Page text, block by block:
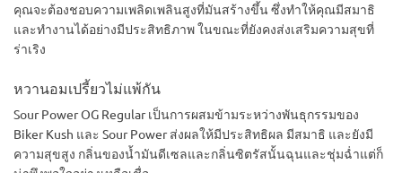
คุณจะต้องชอบความเพลิดเพลินสูงที่มันสร้างขึ้น ซึ่งทำให้คุณมีสมาธิ
และทำงานได้อย่างมีประสิทธิภาพ ในขณะที่ยังคงส่งเสริมความสุขที่
ร่าเริง
หวานอมเปรี้ยวไม่แพ้กัน
Sour Power OG Regular เป็นการผสมข้ามระหว่างพันธุกรรมของ
Biker Kush และ Sour Power ส่งผลให้มีประสิทธิผล มีสมาธิ และยังมี
ความสุขสูง กลิ่นของน้ำมันดีเซลและกลิ่นซิตรัสนั้นฉุนและชุ่มฉ่ำแต่ก็